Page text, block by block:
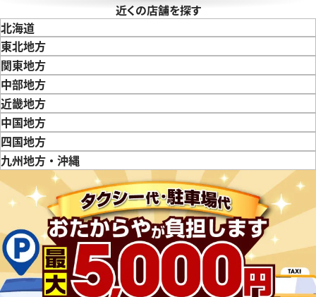
CODE11.59
格
日時点の参考買取価格です
オーデマ ピゲ CODE 11.59
15210BC.OO.A002KB.01
参考買取価格
近くの店舗を探す
北海道
東北地方
青森県岩手県
関東地方
東京都神奈川県
中部地方
新潟県富山県
近畿地方
三重県滋賀県
中国地方
鳥取県島根県
四国地方
徳島県香川県愛媛県
九州地方・沖縄
福岡県
佐賀県 長崎県 熊本県大分県宮崎県鹿児島県